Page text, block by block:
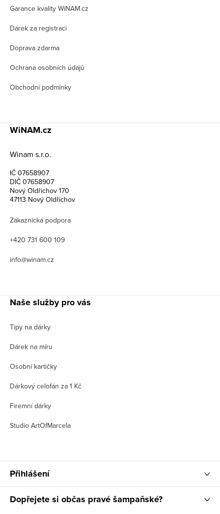
Garance kvality WiNAM.cz
Dárek za registraci
Doprava zdarma
Ochrana osobních údajů
Obchodní podmínky
WiNAM.cz
Winam s.r.o.
IČ 07658907
DIČ 07658907
Nový Oldřichov 170
47113 Nový Oldřichov
Zákaznická podpora
+420 731 600 109
info@winam.cz
Naše služby pro vás
Tipy na dárky
Dárek na míru
Osobní kartičky
Dárkový celofán za 1 Kč
Firemní dárky
Studio ArtOfMarcela
Přihlášení
Dopřejete si občas pravé šampaňské?